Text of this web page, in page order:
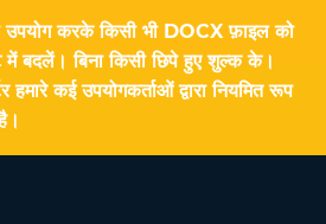
उपयोग करके किसी भी DOCX फ़ाइल को
बदलें। बिना किसी छिपे हुए शुल्क के।
हमारे कई उपयोगकर्ताओं द्वारा नियमित रूप